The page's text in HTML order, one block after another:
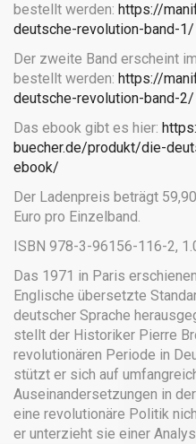
bestellt werden: https://
deutsche-revolution-band-1/
Der zweite Band erscheint
bestellt werden: https://
deutsche-revolution-band-2/
Das ebook gibt es hier:
buecher.de/produkt/die-
ebook/
Der Ladenpreis beträgt
Euro pro Einzelband.
ISBN 978-3-96156-116-2,
Das 1971 in Paris
Englische übersetzte
deutscher Sprache
stellt der Historiker Pierre
revolutionären Periode in
stützt er sich auf
Auseinandersetzungen in
eine revolutionäre Politik
er unterzieht sie einer